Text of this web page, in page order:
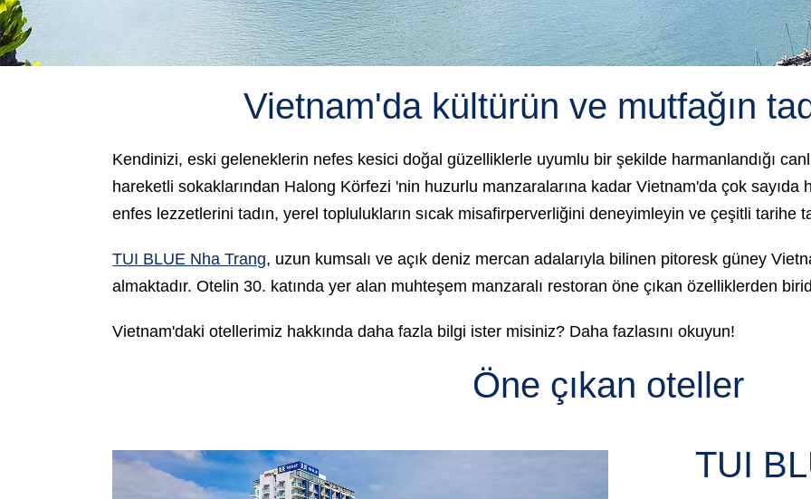
Vietnam'da kültürün ve mutfağın
Kendinizi, eski geleneklerin nefes kesici doğal güzelliklerle uyumlu bir şekilde harmanlandığı
hareketli sokaklarından Halong Körfezi 'nin huzurlu manzaralarına kadar Vietnam'da çok sayıda
enfes lezzetlerini tadın, yerel toplulukların sıcak misafirperverliğini deneyimleyin ve çeşitli tarihe
TUI BLUE Nha Trang, uzun kumsalı ve açık deniz mercan adalarıyla bilinen pitoresk güney
almaktadır. Otelin 30. katında yer alan muhteşem manzaralı restoran öne çıkan özelliklerden
Vietnam'daki otellerimiz hakkında daha fazla bilgi ister misiniz? Daha fazlasını okuyun!
Öne çıkan oteller
TUI